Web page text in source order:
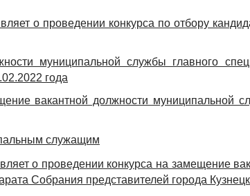
о проведении конкурса по отбору
муниципальной службы главного
года
вакантной должности муниципальной
служащим
о проведении конкурса на замещение
Собрания представителей города